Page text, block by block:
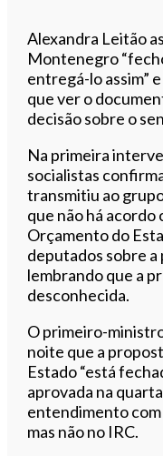
Alexandra Leitão
Montenegro
entregá-lo assim”
que ver o
decisão sobre o
Na primeira
socialistas
transmitiu ao
que não há acordo
Orçamento do
deputados sobre a
lembrando que a
desconhecida.
O primeiro-
noite que a
Estado “está
aprovada na
entendimento com
mas não no IRC.